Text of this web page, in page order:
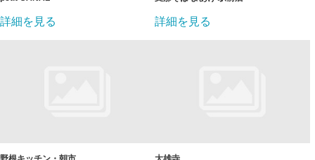
詳細を見る 詳細を見る